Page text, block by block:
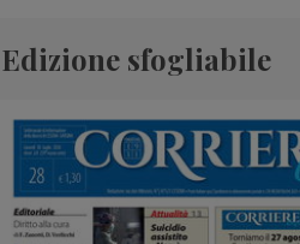
Edizione sfogliabile